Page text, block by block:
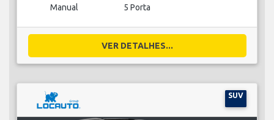
Manual 5 Porta
VER DETALHES...
SUV